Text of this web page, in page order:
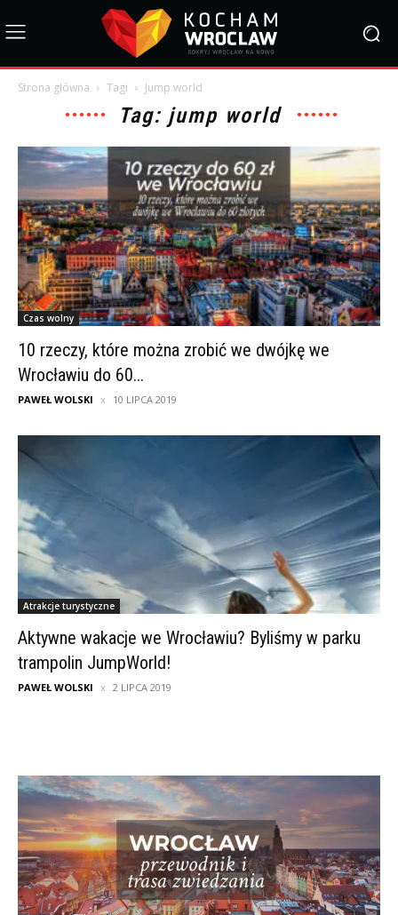
Strona główna Tagi Jump world
Tag: jump world
Czas wolny
10 rzeczy, które można zrobić we dwójkę we
Wrocławiu do 60...
PAWEŁ WOLSKI 10 LIPCA 2019
Atrakcje turystyczne
Aktywne wakacje we Wrocławiu? Byliśmy w parku
trampolin JumpWorld!
PAWEŁ WOLSKI 2 LIPCA 2019